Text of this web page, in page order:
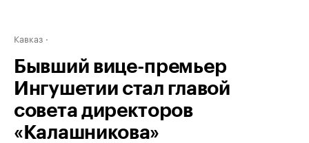
Кавказ
Бывший вице-премьер
Ингушетии стал главой
совета директоров
«Калашникова»